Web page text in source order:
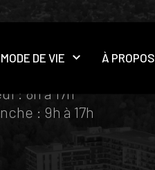
MODE DE VIE À PROPOS
DES VENTES
: 8h à 17h
: 9h à 17h